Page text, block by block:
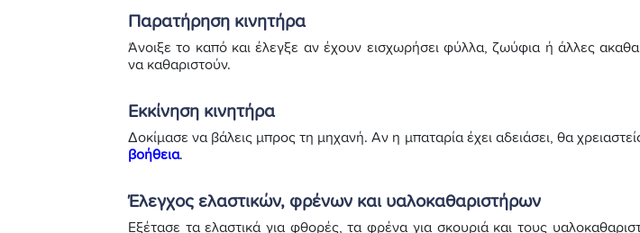
Παρατήρηση κινητήρα
Άνοιξε το καπό και έλεγξε αν έχουν εισχωρήσει φύλλα, ζωύφια ή άλλες
να καθαριστούν.
Εκκίνηση κινητήρα
Δοκίμασε να βάλεις μπρος τη μηχανή. Αν η μπαταρία έχει αδειάσει, θα
βοήθεια.
Έλεγχος ελαστικών, φρένων και υαλοκαθαριστήρων
Εξέτασε τα ελαστικά για φθορές, τα φρένα για σκουριά και τους